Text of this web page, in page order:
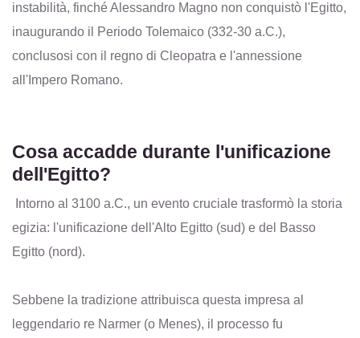
instabilità, finché Alessandro Magno non conquistò l'Egitto,
inaugurando il Periodo Tolemaico (332-30 a.C.),
conclusosi con il regno di Cleopatra e l'annessione
all'Impero Romano.
Cosa accadde durante l'unificazione
dell'Egitto?
Intorno al 3100 a.C., un evento cruciale trasformò la storia
egizia: l'unificazione dell'Alto Egitto (sud) e del Basso
Egitto (nord).
Sebbene la tradizione attribuisca questa impresa al
leggendario re Narmer (o Menes), il processo fu